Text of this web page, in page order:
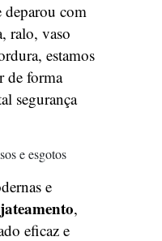
deparou com
ralo, vaso
estamos
de forma
segurança
e esgotos
e
,
eficaz e